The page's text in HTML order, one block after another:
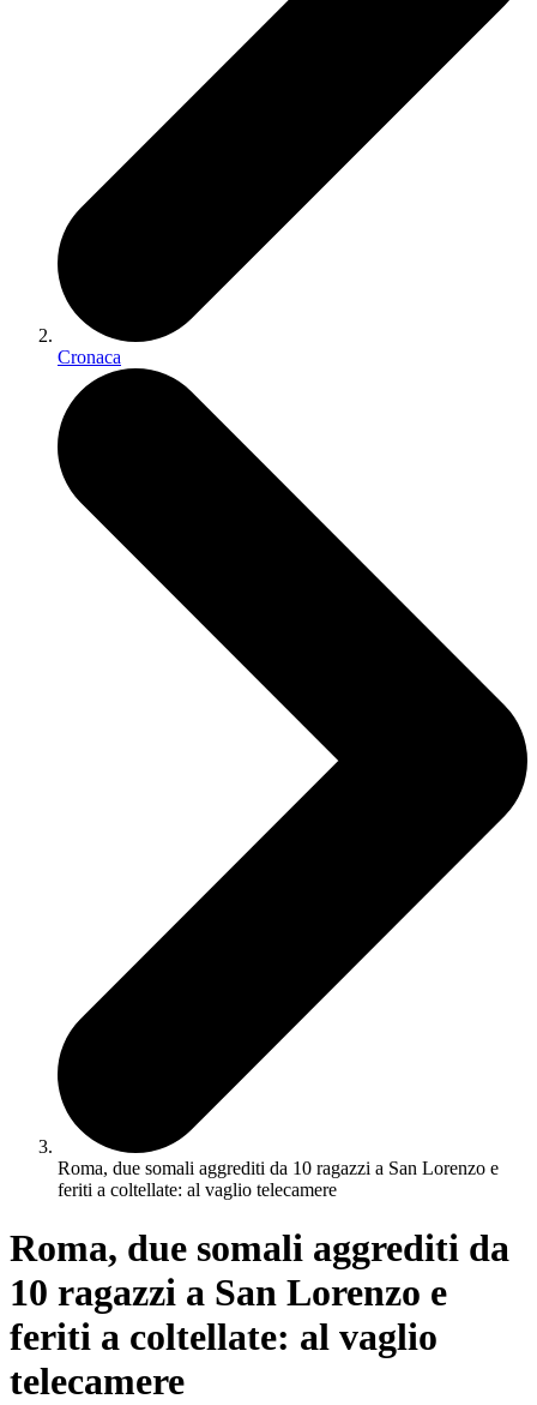
Cronaca
Roma, due somali aggrediti da 10 ragazzi a San Lorenzo e
feriti a coltellate: al vaglio telecamere
Roma, due somali aggrediti da
10 ragazzi a San Lorenzo e
feriti a coltellate: al vaglio
telecamere